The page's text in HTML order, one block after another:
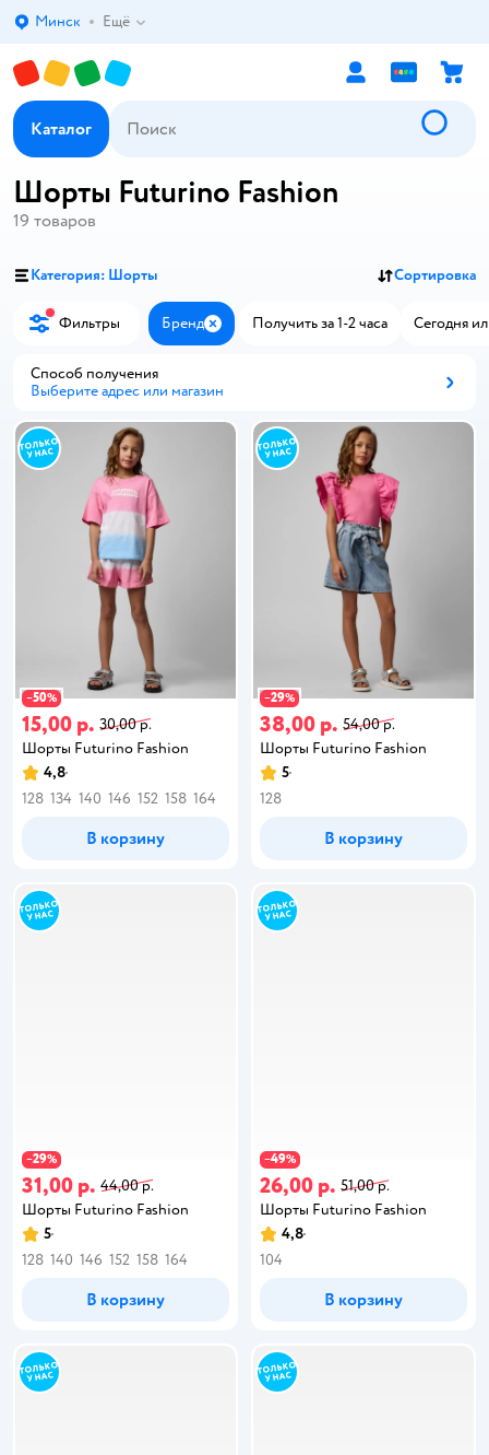
Выбор адреса доставки.
Минск Ещё
Каталог
Шорты Futurino Fashion
19 товаров
Категория: Шорты Сортировка
Фильтры Бренд ЗакрытьПолучить за 1-2 часа Сегодня
Способ получения
Выберите адрес или магазин
−50%
15,00 р. 30,00 р.
Шорты Futurino Fashion
4,8
128 134 140 146 152 158 164
В корзину
−29%
38,00 р. 54,00 р.
Шорты Futurino Fashion
5
128
В корзину
−29%
31,00 р. 44,00 р.
Шорты Futurino Fashion
5
128 140 146 152 158 164
В корзину
−49%
26,00 р. 51,00 р.
Шорты Futurino Fashion
4,8
104
В корзину